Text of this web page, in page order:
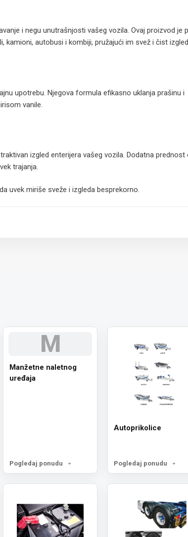
i negu unutrašnjosti vašeg vozila. Ovaj proizvod je
autobusi i kombiji, pružajući im svež i čist
upotrebu. Njegova formula efikasno uklanja prašinu i
vanile.
izgled enterijera vašeg vozila. Dodatna prednost
trajanja.
uvek miriše sveže i izgleda besprekorno.
M
Manžetne naletnog
uređaja
Pogledaj ponudu
Autoprikolice
Pogledaj ponudu